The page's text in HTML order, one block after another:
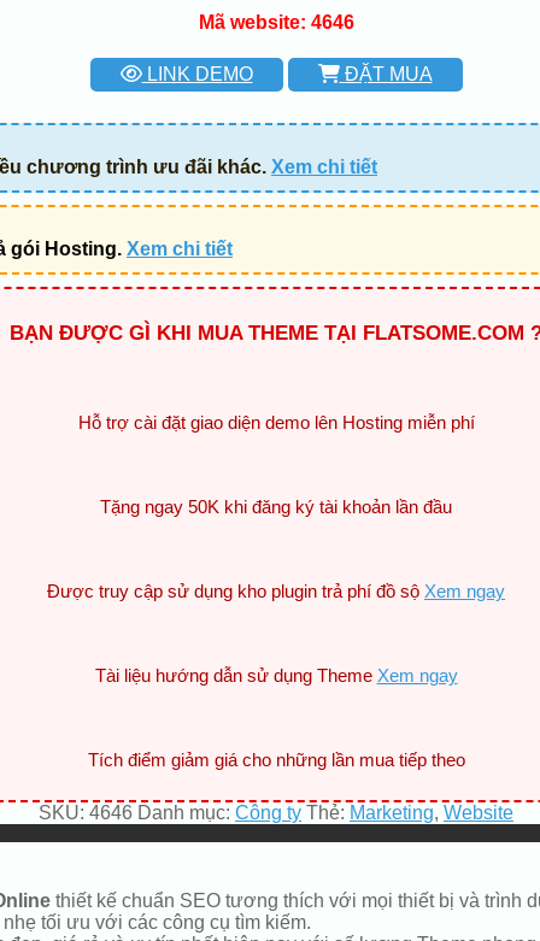
Mã website: 4646
LINK DEMO ĐẶT MUA
chương trình ưu đãi khác. Xem chi tiết
gói Hosting. Xem chi tiết
BẠN ĐƯỢC GÌ KHI MUA THEME TẠI FLATSOME.COM
Hỗ trợ cài đặt giao diện demo lên Hosting miễn phí
Tặng ngay 50K khi đăng ký tài khoản lần đầu
Được truy cập sử dụng kho plugin trả phí đồ sộ Xem ngay
Tài liệu hướng dẫn sử dụng Theme Xem ngay
Tích điểm giảm giá cho những lần mua tiếp theo
SKU: 4646 Danh mục: Công ty Thẻ: Marketing, Website
thiết kế chuẩn SEO tương thích với mọi thiết bị và trình
tối ưu với các công cụ tìm kiếm.